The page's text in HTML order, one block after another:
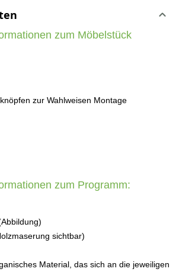
zum Möbelstück
zur Wahlweisen Montage
zum Programm:
sichtbar)
Material, das sich an die jeweiligen